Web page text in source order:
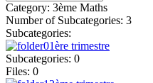
Category: 3ème Maths
Number of Subcategories: 3
Subcategories:
1ère trimestre
Subcategories: 0
Files: 0